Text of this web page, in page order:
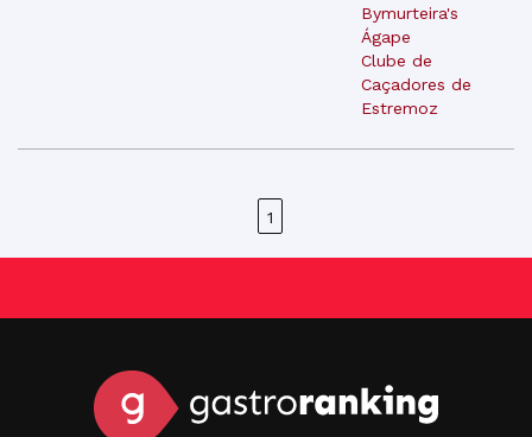
Bymurteira's
Ágape
Clube de
Caçadores de
Estremoz
1